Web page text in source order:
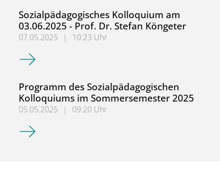
Sozialpädagogisches Kolloquium am
03.06.2025 - Prof. Dr. Stefan Köngeter
07.05.2025 |
10:23 Uhr
Sozialpädagogisches Kolloquium am 03.06.2025 - Prof.
Programm des Sozialpädagogischen
Kolloquiums im Sommersemester 2025
05.05.2025 |
09:20 Uhr
Programm des Sozialpädagogischen Kolloquiums im